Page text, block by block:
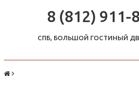
8 (812) 911-
СПБ, БОЛЬШОЙ ГОСТИНЫЙ